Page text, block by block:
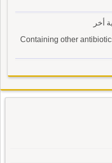
أخر
Containing other